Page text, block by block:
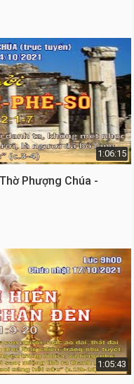
1:06:15
Phượng Chúa -
1:05:43